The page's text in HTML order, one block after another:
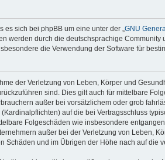
es sich bei phpBB um eine unter der „GNU
werden durch die deutschsprachige
die Verwendung der Software für
der Verletzung von Leben, Körper und
sind. Dies gilt auch für mittelbare
außer bei vorsätzlichem oder grob
auf die bei Vertragsschluss
Folgeschäden wie insbesondere
außer bei der Verletzung von Leben,
Schäden und im Übrigen der Höhe nach auf die